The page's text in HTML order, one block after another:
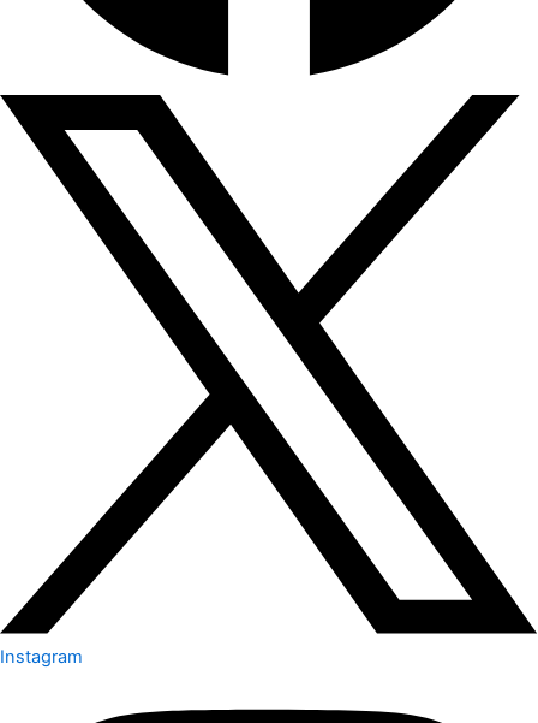
Instagram